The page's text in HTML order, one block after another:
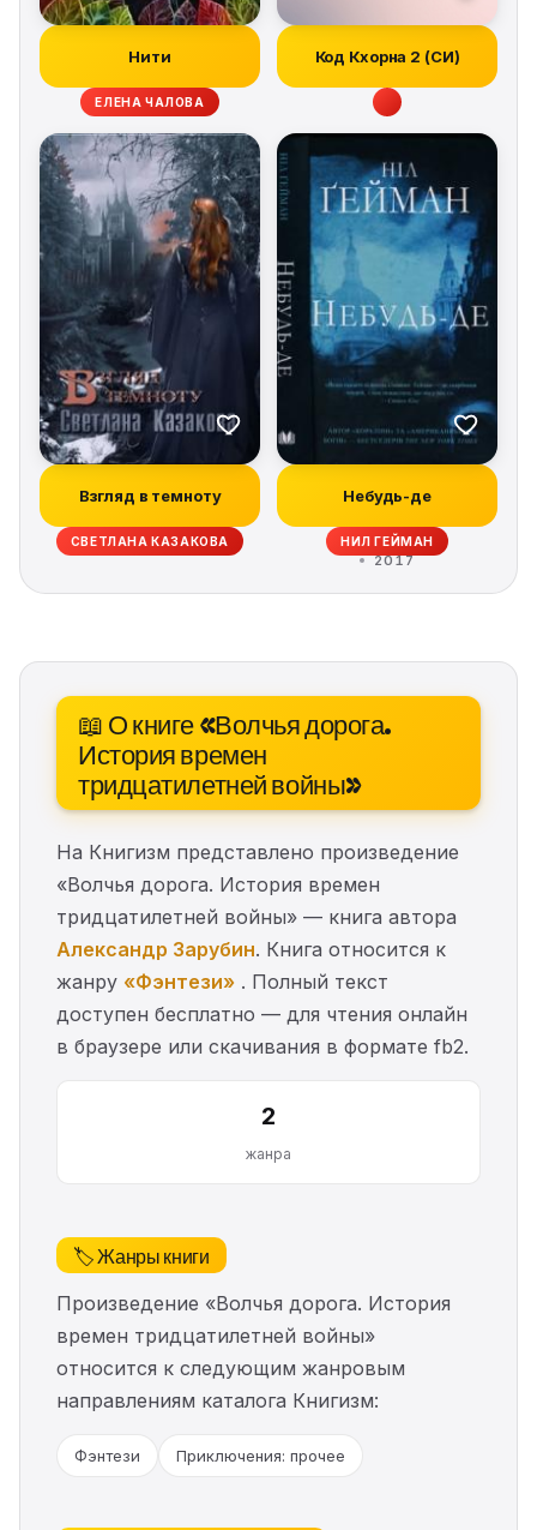
Нити
ЕЛЕНА ЧАЛОВА
Код Кхорна 2 (СИ)
Взгляд в темноту
СВЕТЛАНА КАЗАКОВА
Небудь-де
НИЛ ГЕЙМАН
2017
📖 О книге «Волчья дорога.
История времен
тридцатилетней войны»
На Книгизм представлено произведение
«Волчья дорога. История времен
тридцатилетней войны» — книга автора
Александр Зарубин. Книга относится к
жанру «Фэнтези» . Полный текст
доступен бесплатно — для чтения онлайн
в браузере или скачивания в формате fb2.
2
жанра
🏷️ Жанры книги
Произведение «Волчья дорога. История
времен тридцатилетней войны»
относится к следующим жанровым
направлениям каталога Книгизм:
Фэнтези Приключения: прочее